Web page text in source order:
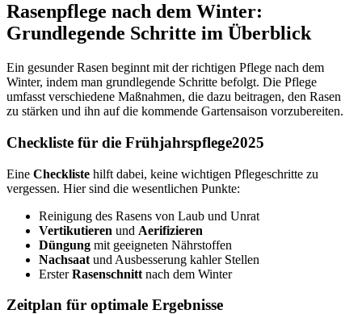
Rasenpflege nach dem Winter:
Grundlegende Schritte im Überblick
Ein gesunder Rasen beginnt mit der richtigen Pflege nach dem
Winter, indem man grundlegende Schritte befolgt. Die Pflege
umfasst verschiedene Maßnahmen, die dazu beitragen, den Rasen
zu stärken und ihn auf die kommende Gartensaison vorzubereiten.
Checkliste für die Frühjahrspflege2025
Eine Checkliste hilft dabei, keine wichtigen Pflegeschritte zu
vergessen. Hier sind die wesentlichen Punkte:
Reinigung des Rasens von Laub und Unrat
Vertikutieren und Aerifizieren
Düngung mit geeigneten Nährstoffen
Nachsaat und Ausbesserung kahler Stellen
ErsterRasenschnitt nach dem Winter
Zeitplan für optimale Ergebnisse